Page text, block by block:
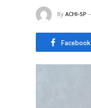
ByACHI-SP
Facebook